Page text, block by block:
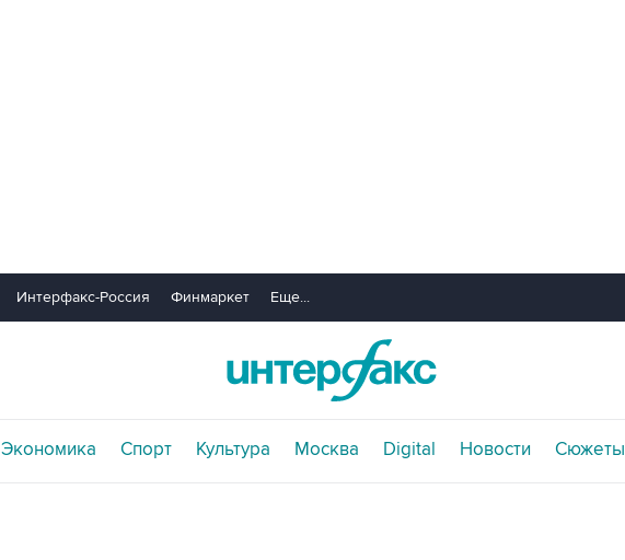
Интерфакс-Россия Финмаркет Еще...
Экономика Спорт Культура Москва Digital Новости Сюжеты